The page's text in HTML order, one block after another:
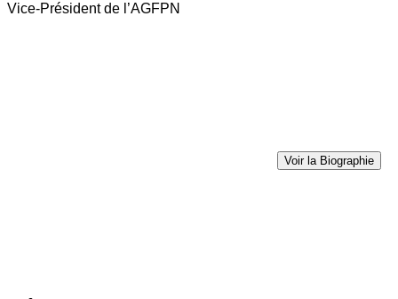
Vice-Président de l’AGFPN
Voir la Biographie